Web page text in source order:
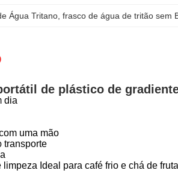
Água Tritano , frasco de água de tritão sem
de plástico de
dia
uma mão
transporte
Ideal para café frio e chá de